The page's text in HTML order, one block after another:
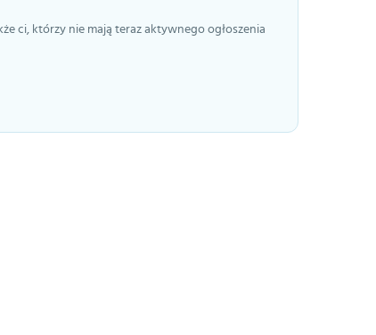
ci, którzy nie mają teraz aktywnego ogłoszenia